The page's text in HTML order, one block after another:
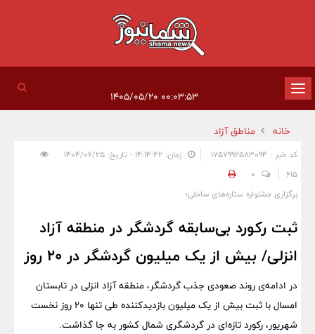
تغییر
وضعیت
ناوبری
خانه مناطق آزاد
کد خبر : 1757992583094
زمان: ۱۴:۱۴:۴۲ - تاریخ: ۱۴۰۴/۰۶/۲۵
615
0
برگزاری جشنواره ستاره‌های ساحلی؛
ثبت رکورد بی‌سابقه گردشگر در منطقه آزاد
انزلی/ بیش از یک میلیون گردشگر در ۲۰ روز
در ادامه‌ی روند صعودی جذب گردشگر، منطقه آزاد انزلی در تابستان
امسال با ثبت بیش از یک میلیون بازدیدکننده طی تنها ۲۰ روز نخست
شهریور، رکورد تازه‌ای در گردشگری شمال کشور به جا گذاشت.